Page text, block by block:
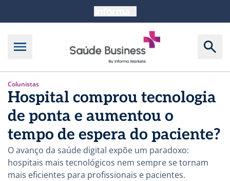
Colunistas
Hospital comprou tecnologia
de ponta e aumentou o
tempo de espera do paciente?
O avanço da saúde digital expõe um paradoxo:
hospitais mais tecnológicos nem sempre se tornam
mais eficientes para profissionais e pacientes.